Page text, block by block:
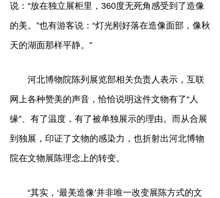
说：“放在独立展柜里，360度无死角感受到了造像
的美。”也有游客说：“灯光刚好落在造像面部，像秋
天的湖面那样平静。”
河北博物院陈列展览部相关负责人表示，互联
网上各种赞美的声音，恰恰说明这件文物有了“人
缘”、有了温度，有了被单独展示的理由。而从合展
到独展，印证了文物的感染力，也折射出河北博物
院在文物展陈理念上的转变。
“其实，‘最美造像’并非唯一改变展陈方式的文